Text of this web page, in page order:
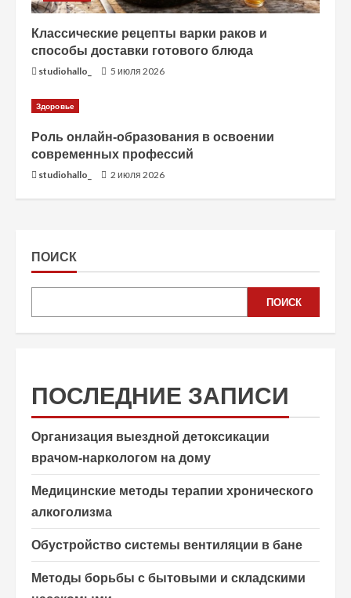
Классические рецепты варки раков и
способы доставки готового блюда
studiohallo_ 5 июля 2026
Здоровье
Роль онлайн-образования в освоении
современных профессий
studiohallo_ 2 июля 2026
ПОИСК
ПОИСК
ПОСЛЕДНИЕ ЗАПИСИ
Организация выездной детоксикации
врачом-наркологом на дому
Медицинские методы терапии хронического
алкоголизма
Обустройство системы вентиляции в бане
Методы борьбы с бытовыми и складскими